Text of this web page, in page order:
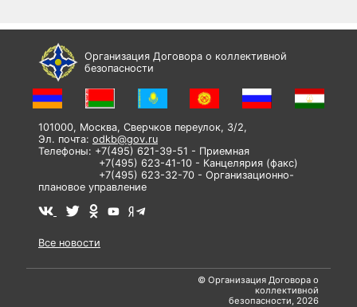
Организация Договора о коллективной
безопасности
101000, Москва, Сверчков переулок, 3/2,
Эл. почта: odkb@gov.ru
Телефоны: +7(495) 621-39-51 - Приемная
+7(495) 623-41-10 - Канцелярия (факс)
+7(495) 623-32-70 - Организационно-
плановое управление
Все новости
© Организация Договора о
коллективной
безопасности, 2026